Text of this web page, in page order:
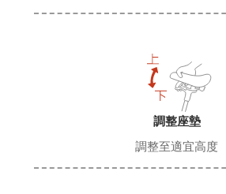
調整座墊
調整至適宜高度